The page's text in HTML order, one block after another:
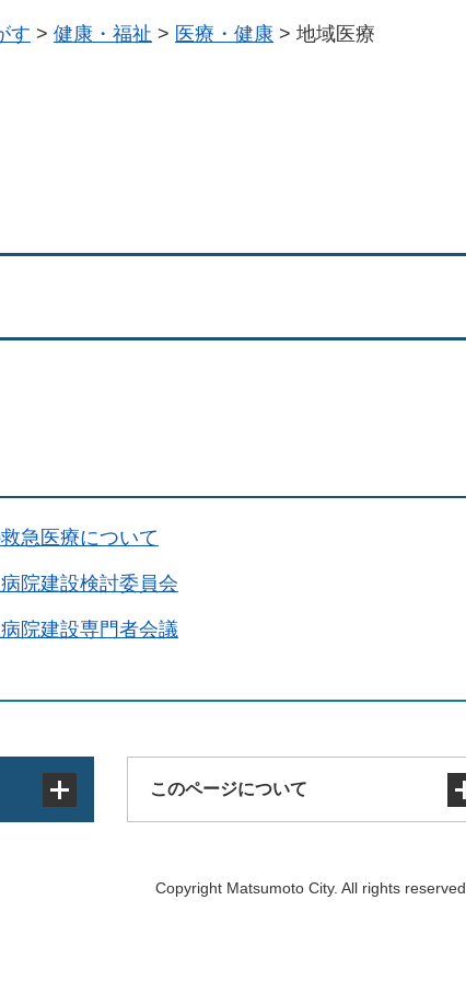
す > 健康・福祉 > 医療・健康 > 地域医療
急医療について
院建設検討委員会
院建設専門者会議
このページについて
著作権・免責事項・リンク
Copyright Matsumoto City. All rights reserved.